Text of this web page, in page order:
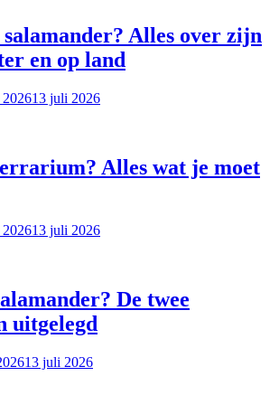
salamander? Alles over zijn
en op land
13 juli 2026
Alles wat je moet
13 juli 2026
De twee
uitgelegd
13 juli 2026